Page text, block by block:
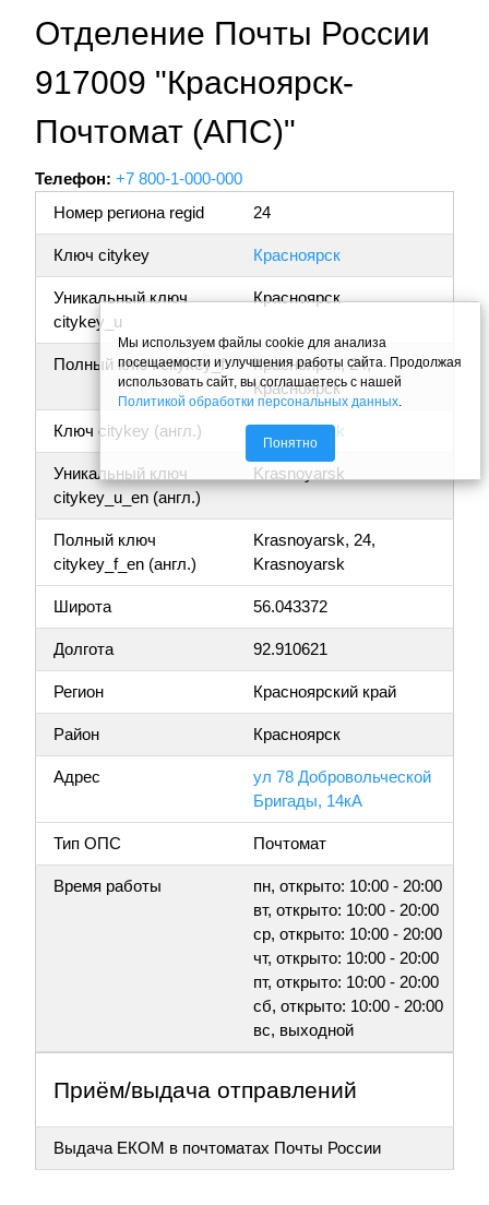
Отделение Почты России
917009 "Красноярск-
Почтомат (АПС)"
Телефон: +7 800-1-000-000
Номер региона regid
24
Ключ citykey Красноярск
Уникальный ключ
citykey_u
Красноярск
Полный ключ citykey_f
Красноярск, 24,
Красноярск
Ключ citykey (англ.) Krasnoyarsk
Уникальный ключ
citykey_u_en (англ.)
Krasnoyarsk
Полный ключ
citykey_f_en (англ.)
Krasnoyarsk, 24,
Krasnoyarsk
Широта 56.043372
Долгота 92.910621
Регион Красноярский край
Район Красноярск
Адрес
ул 78 Добровольческой
Бригады, 14кА
Тип ОПС Почтомат
Время работы
пн, открыто: 10:00 - 20:00
вт, открыто: 10:00 - 20:00
ср, открыто: 10:00 - 20:00
чт, открыто: 10:00 - 20:00
пт, открыто: 10:00 - 20:00
сб, открыто: 10:00 - 20:00
вс, выходной
Приём/выдача отправлений
Выдача ЕКОМ в почтоматах Почты России
Мы используем файлы cookie для анализа
посещаемости и улучшения работы сайта. Продолжая
использовать сайт, вы соглашаетесь с нашей
Политикой обработки персональных данных.
Понятно